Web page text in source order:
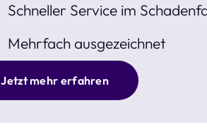
Schneller Service im
Mehrfach ausgezeichnet
Jetzt mehr erfahren